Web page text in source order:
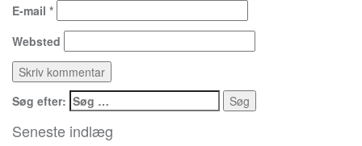
E-mail *
Websted
Søg efter:
Seneste indlæg